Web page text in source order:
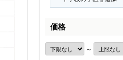
価格
～